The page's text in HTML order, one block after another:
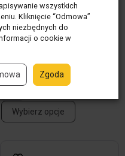
Leginsy "Dżinsy"
Produkt w magazynie
29,00 zł / szt
Wybierz opcje
wszystkich
Kliknięcie “Odmowa”
niezbędnych do
o cookie w
Zgoda